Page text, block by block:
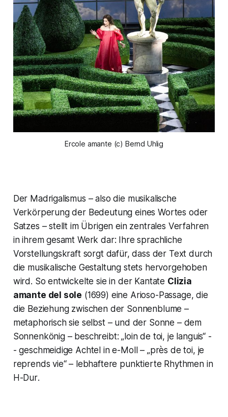
Ercole amante (c) Bernd Uhlig
Der Madrigalismus – also die musikalische
Verkörperung der Bedeutung eines Wortes oder
Satzes – stellt im Übrigen ein zentrales Verfahren
in ihrem gesamt Werk dar: Ihre sprachliche
Vorstellungskraft sorgt dafür, dass der Text durch
die musikalische Gestaltung stets hervorgehoben
wird. So entwickelte sie in der Kantate Clizia
amante del sole (1699) eine Arioso-Passage, die
die Beziehung zwischen der Sonnenblume –
metaphorisch sie selbst – und der Sonne – dem
Sonnenkönig – beschreibt:„loin de toi, je languis“ -
- geschmeidige Achtel ine-Moll – „près de toi, je
reprends vie“– lebhaftere punktierte Rhythmen in
H-Dur.